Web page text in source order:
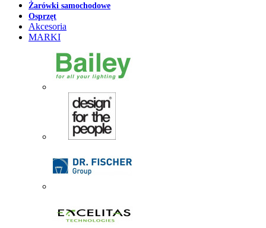
Żarówki samochodowe
Osprzęt
Akcesoria
MARKI